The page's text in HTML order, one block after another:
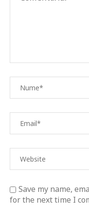
Save my name,
for the next time I